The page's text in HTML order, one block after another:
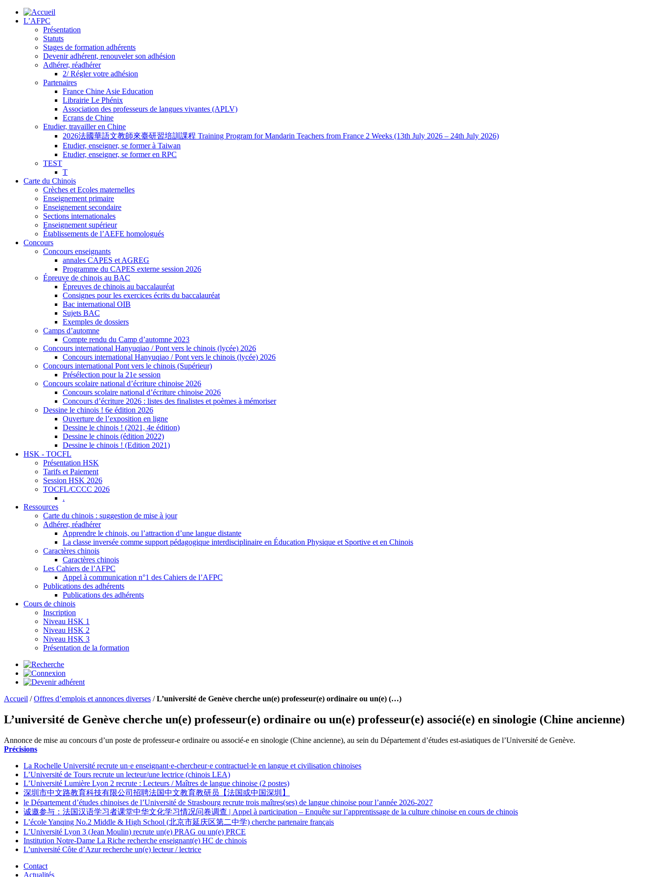
L’AFPC
Présentation
Statuts
Stages de formation adhérents
Devenir adhérent, renouveler son adhésion
Adhérer, réadhérer
2/ Régler votre adhésion
Partenaires
France Chine Asie Education
Librairie Le Phénix
Association des professeurs de langues vivantes (APLV)
Ecrans de Chine
Etudier, travailler en Chine
2026法國華語文教師來臺研習培訓課程 Training Program for Mandarin Teachers from France 2 Weeks (13th July 2026 – 24th July 2026)
Etudier, enseigner, se former à Taiwan
Etudier, enseigner, se former en RPC
TEST
T
Carte du Chinois
Crèches et Ecoles maternelles
Enseignement primaire
Enseignement secondaire
Sections internationales
Enseignement supérieur
Établissements de l’AEFE homologués
Concours
Concours enseignants
annales CAPES et AGREG
Programme du CAPES externe session 2026
Épreuve de chinois au BAC
Épreuves de chinois au baccalauréat
Consignes pour les exercices écrits du baccalauréat
Bac international OIB
Sujets BAC
Exemples de dossiers
Camps d’automne
Compte rendu du Camp d’automne 2023
Concours international Hanyuqiao / Pont vers le chinois (lycée) 2026
Concours international Hanyuqiao / Pont vers le chinois (lycée) 2026
Concours international Pont vers le chinois (Supérieur)
Présélection pour la 21e session
Concours scolaire national d’écriture chinoise 2026
Concours scolaire national d’écriture chinoise 2026
Concours d’écriture 2026 : listes des finalistes et poèmes à mémoriser
Dessine le chinois ! 6e édition 2026
Ouverture de l’exposition en ligne
Dessine le chinois ! (2021, 4e édition)
Dessine le chinois (édition 2022)
Dessine le chinois ! (Edition 2021)
HSK - TOCFL
Présentation HSK
Tarifs et Paiement
Session HSK 2026
TOCFL/CCCC 2026
.
Ressources
Carte du chinois : suggestion de mise à jour
Adhérer, réadhérer
Apprendre le chinois, ou l’attraction d’une langue distante
La classe inversée comme support pédagogique interdisciplinaire en Éducation Physique et Sportive et en Chinois
Caractères chinois
Caractères chinois
Les Cahiers de l’AFPC
Appel à communication n°1 des Cahiers de l’AFPC
Publications des adhérents
Publications des adhérents
Cours de chinois
Inscription
Niveau HSK 1
Niveau HSK 2
Niveau HSK 3
Présentation de la formation
Accueil /Offres d’emplois et annonces diverses /L’université de Genève cherche un(e) professeur(e) ordinaire ou un(e) (…)
L’université de Genève cherche un(e) professeur(e) ordinaire ou un(e) professeur(e) associé(e) en sinologie (Chine ancienne)
Annonce de mise au concours d’un poste de professeur-e ordinaire ou associé-e en sinologie (Chine ancienne), au sein du Département d’études est-asiatiques de l’Université de Genève.
Précisions
La Rochelle Université recrute un·e enseignant·e-chercheur·e contractuel·le en langue et civilisation chinoises
L’Université de Tours recrute un lecteur/une lectrice (chinois LEA)
L’Université Lumière Lyon 2 recrute : Lecteurs / Maîtres de langue chinoise (2 postes)
深圳市中文路教育科技有限公司招聘法国中文教育教研员【法国或中国深圳】
le Département d’études chinoises de l’Université de Strasbourg recrute trois maîtres(ses) de langue chinoise pour l’année 2026-2027
诚邀参与：法国汉语学习者课堂中华文化学习情况问卷调查 | Appel à participation – Enquête sur l’apprentissage de la culture chinoise en cours de chinois
L’école Yanqing No.2 Middle & High School (北京市延庆区第二中学) cherche partenaire français
L’Université Lyon 3 (Jean Moulin) recrute un(e) PRAG ou un(e) PRCE
Institution Notre-Dame La Riche recherche enseignant(e) HC de chinois
L’université Côte d’Azur recherche un(e) lecteur / lectrice
Contact
Actualités